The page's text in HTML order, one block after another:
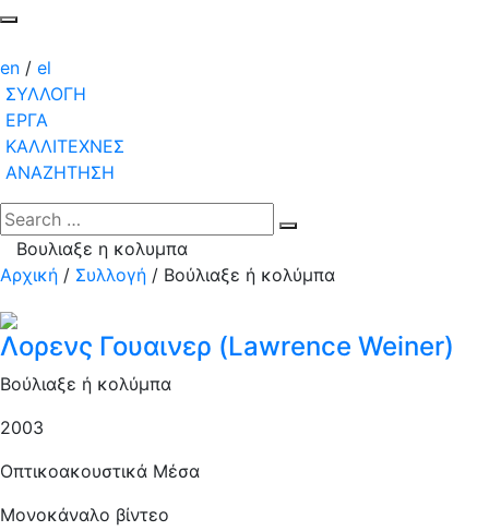
en / el
ΣΥΛΛΟΓΗ
ΕΡΓΑ
ΚΑΛΛΙΤΕΧΝΕΣ
ΑΝΑΖΗΤΗΣΗ
Βουλιαξε η κολυμπα
Αρχική / Συλλογή / Βούλιαξε ή κολύμπα
Λορενς Γουαινερ (Lawrence Weiner)
Βούλιαξε ή κολύμπα
2003
Οπτικοακουστικά Μέσα
Μονοκάναλο βίντεο